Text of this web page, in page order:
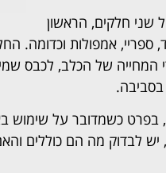
שני חלקים, הראשון
אמפולות וכדומה.
המחייה של הכלב, לכבס
כשמדובר על שימוש
לבדוק מה הם כוללים